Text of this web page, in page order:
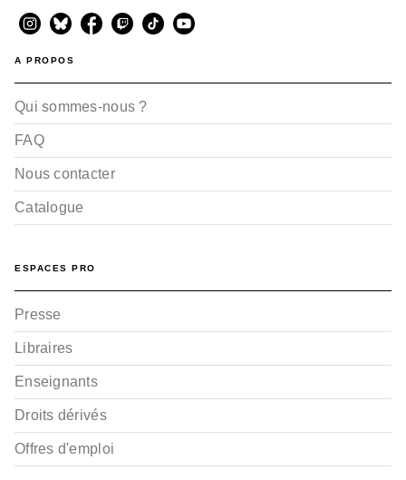
A PROPOS
Qui sommes-nous ?
FAQ
Nous contacter
Catalogue
ESPACES PRO
Presse
Libraires
Enseignants
Droits dérivés
Offres d'emploi